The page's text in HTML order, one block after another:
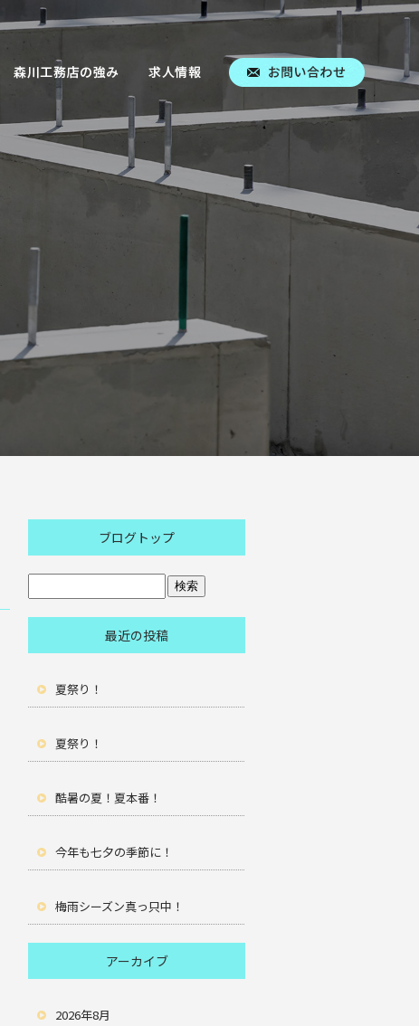
ブログトップ
最近の投稿
夏祭り！
夏祭り！
酷暑の夏！夏本番！
今年も七夕の季節に！
梅雨シーズン真っ只中！
アーカイブ
2026年8月